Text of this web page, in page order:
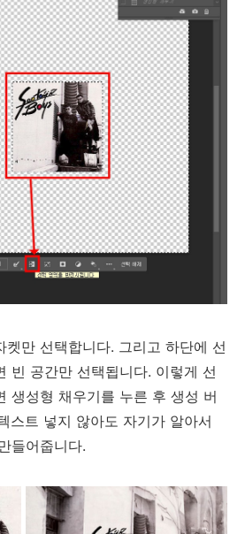
만 선택합니다. 그리고 하단에 선
빈 공간만 선택됩니다. 이렇게 선
생성형 채우기를 누른 후 생성 버
스트 넣지 않아도 자기가 알아서
들어줍니다.